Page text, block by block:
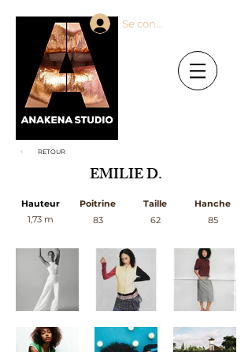
Se connecter
RETOUR
EMILIE D.
Hauteur
1,73 m
Poitrine
83
Taille
62
Hanche
85